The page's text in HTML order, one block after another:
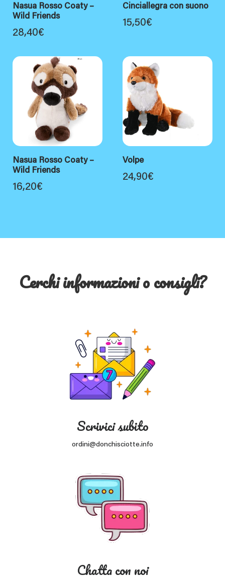
Nasua Rosso Coaty –
Wild Friends
28,40€
Cinciallegra con suono
15,50€
Nasua Rosso Coaty –
Wild Friends
16,20€
Volpe
24,90€
Cerchi informazioni o consigli?
Scrivici subito
ordini@donchisciotte.info
Chatta con noi